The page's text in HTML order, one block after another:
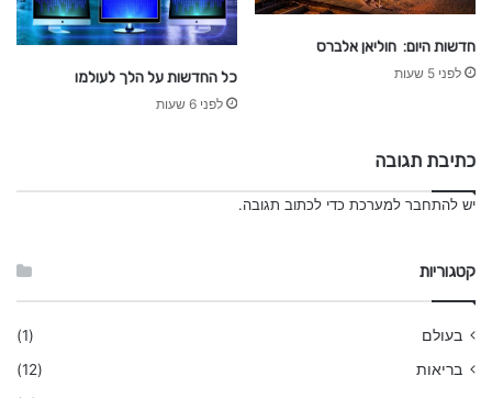
חדשות היום: חוליאן אלברס
לפני 5 שעות כל החדשות על הלך לעולמו
לפני 6 שעות
כתיבת תגובה
יש להתחבר למערכת כדי לכתוב תגובה.
קטגוריות
בעולם
(1)
בריאות
(12)